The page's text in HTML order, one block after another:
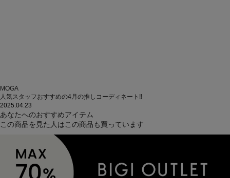
MOGA
人気スタッフおすすめの4月の推しコーディネート‼
2025.04.23
あなたへのおすすめアイテム
この商品を見た人はこの商品も買っています